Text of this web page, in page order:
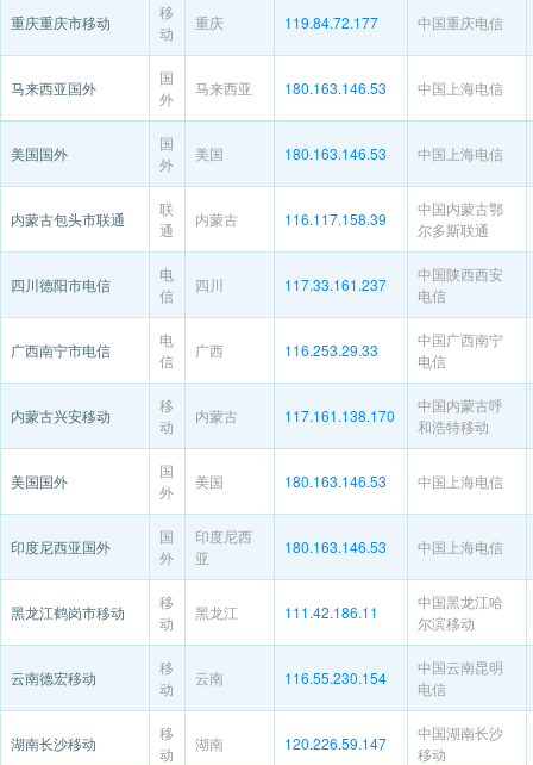
重庆重庆市移动
移
动
重庆 119.84.72.177 中国重庆电信
马来西亚国外
国
外
马来西亚 180.163.146.53 中国上海电信
美国国外
国
外
美国 180.163.146.53 中国上海电信
内蒙古包头市联通
联
通
内蒙古 116.117.158.39
中国内蒙古鄂
尔多斯联通
四川德阳市电信
电
信
四川 117.33.161.237
中国陕西西安
电信
广西南宁市电信
电
信
广西 116.253.29.33
中国广西南宁
电信
内蒙古兴安移动
移
动
内蒙古 117.161.138.170
中国内蒙古呼
和浩特移动
美国国外
国
外
美国 180.163.146.53 中国上海电信
印度尼西亚国外
国
外
印度尼西
亚
180.163.146.53 中国上海电信
黑龙江鹤岗市移动
移
动
黑龙江 111.42.186.11
中国黑龙江哈
尔滨移动
云南德宏移动
移
动
云南 116.55.230.154
中国云南昆明
电信
湖南长沙移动
移
动
湖南 120.226.59.147
中国湖南长沙
移动